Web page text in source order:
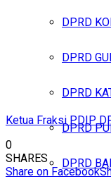
DPRD
DPRD
DPRD
DPRD
DPRD
Ketua Fraksi PDIP
0
SHARES
Share on Facebook